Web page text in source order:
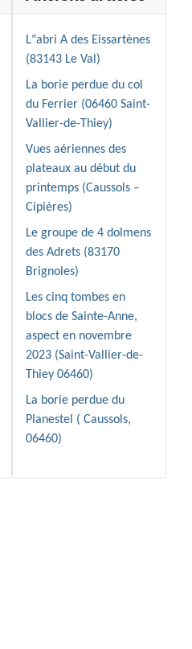
L"abri A des Eissartènes
(83143 Le Val)
La borie perdue du col
du Ferrier (06460 Saint-
Vallier-de-Thiey)
Vues aériennes des
plateaux au début du
printemps (Caussols –
Cipières)
Le groupe de 4 dolmens
des Adrets (83170
Brignoles)
Les cinq tombes en
blocs de Sainte-Anne,
aspect en novembre
2023 (Saint-Vallier-de-
Thiey 06460)
La borie perdue du
Planestel ( Caussols,
06460)